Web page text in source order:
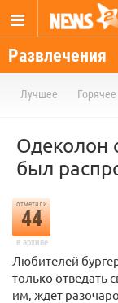
Развлечения
Лучшее Горячее
Одеколон
был
отметили
44
в архиве
Любителей
только отведать
им, ждет